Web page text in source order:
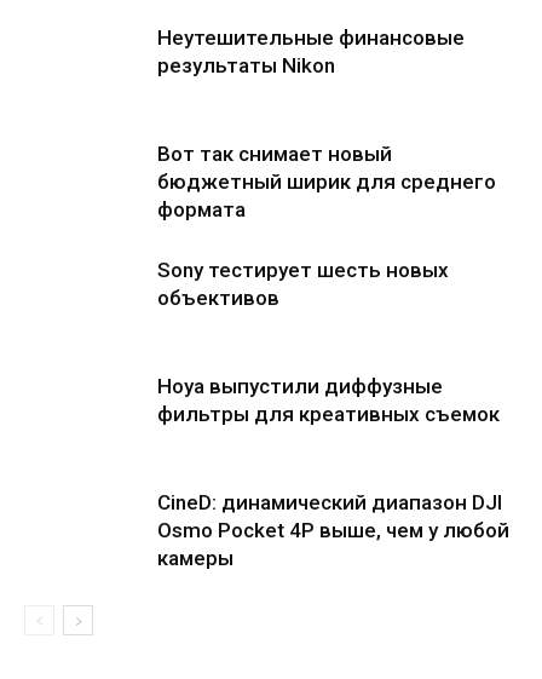
Неутешительные финансовые
результаты Nikon
Вот так снимает новый
бюджетный ширик для среднего
формата
Sony тестирует шесть новых
объективов
Hoya выпустили диффузные
фильтры для креативных съемок
CineD: динамический диапазон DJI
Osmo Pocket 4P выше, чем у любой
камеры